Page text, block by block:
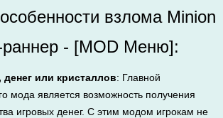
взлома Minion
раннер - [MOD Меню]:
или кристаллов: Главной
мода является возможность получения
игровых денег. С этим модом игрокам не